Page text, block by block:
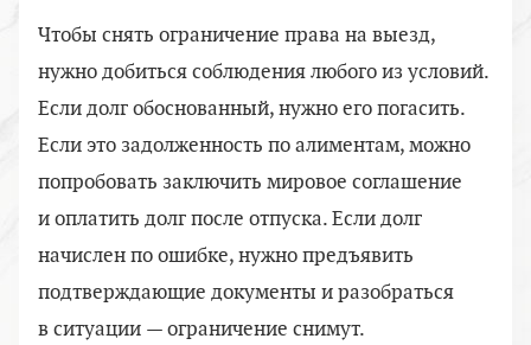
Чтобы снять ограничение права на выезд,
нужно добиться соблюдения любого из условий.
Если долг обоснованный, нужно его погасить.
Если это задолженность по алиментам, можно
попробовать заключить мировое соглашение
и оплатить долг после отпуска. Если долг
начислен по ошибке, нужно предъявить
подтверждающие документы и разобраться
в ситуации — ограничение снимут.